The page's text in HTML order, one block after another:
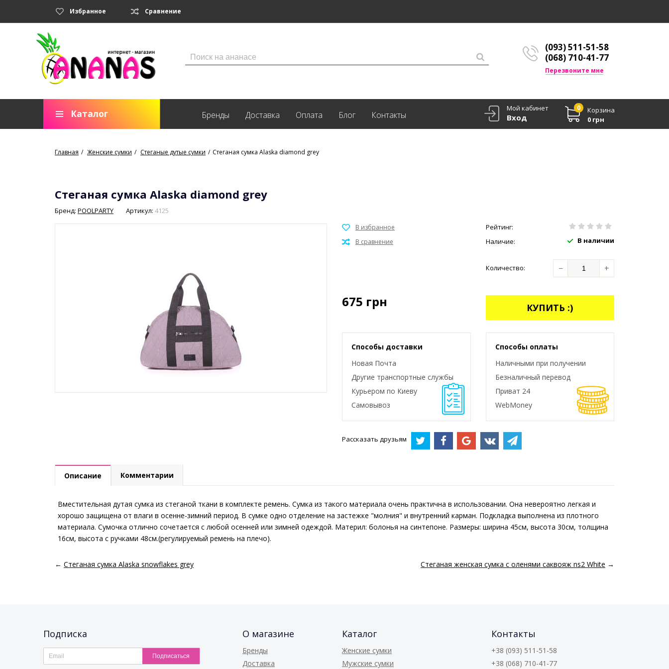
Избранное Сравнение
(093) 511-51-58
(068) 710-41-77
Перезвоните мне
0
Корзина
0 грн
Мой кабинет
Вход
Бренды Доставка Оплата Блог Контакты
Каталог
Главная Женские сумки Стеганые дутые сумки Стеганая сумка Alaska diamond grey
Стеганая сумка Alaska diamond grey
Бренд: POOLPARTY Артикул: 4125
Рейтинг:
Наличие:
В наличии
Количество: − +
675 грн КУПИТЬ :)
Способы доставки
Новая Почта
Другие транспортные службы
Курьером по Киеву
Самовывоз
Способы оплаты
Наличными при получении
Безналичный перевод
Приват 24
WebMoney
Рассказать друзьям
Описание Комментарии
Вместительная дутая сумка из стеганой ткани в комплекте ремень. Сумка из такого материала очень практична в использовании. Она невероятно легкая и
хорошо защищена от влаги в осенне-зимний период. В сумке одно отделение на застежке "молния" и внутренний карман. Подкладка выполнена из плотного
материала. Сумочка отлично сочетается с любой осенней или зимней одеждой. Материл: болонья на синтепоне. Размеры: ширина 45см, высота 30см, толщина
16см, высота с ручками 48см.(регулируемый ремень на плечо).
← Стеганая сумка Alaska snowflakes grey Стеганая женская сумка с оленями саквояж ns2 White →
Подписка
Подписаться
О магазине
Бренды
Доставка
Каталог
Женские сумки
Мужские сумки
Контакты
+38 (093) 511-51-58
+38 (068) 710-41-77